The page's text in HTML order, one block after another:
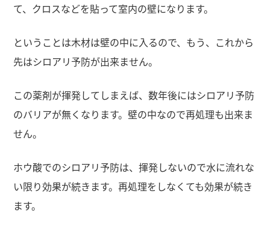
て、クロスなどを貼って室内の壁になります。
ということは木材は壁の中に入るので、もう、これから
先はシロアリ予防が出来ません。
この薬剤が揮発してしまえば、数年後にはシロアリ予防
のバリアが無くなります。壁の中なので再処理も出来ま
せん。
ホウ酸でのシロアリ予防は、揮発しないので水に流れな
い限り効果が続きます。再処理をしなくても効果が続き
ます。